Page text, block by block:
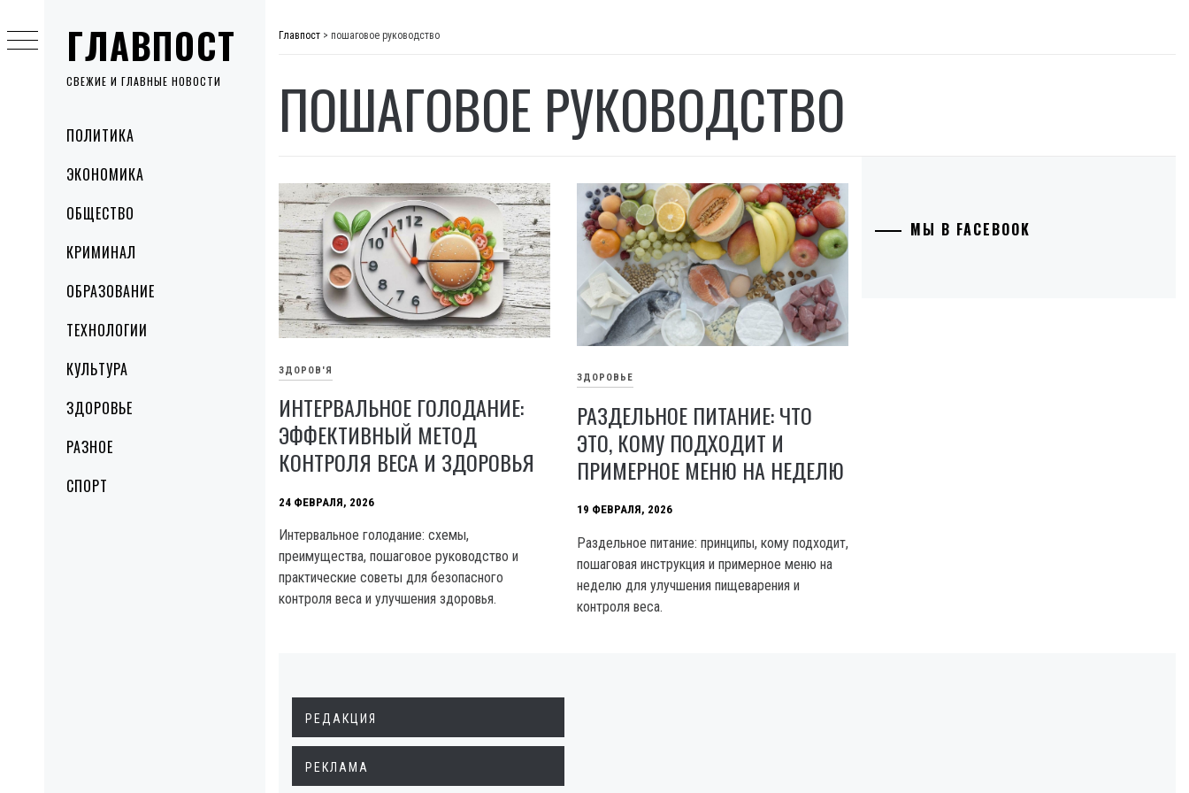
ГЛАВПОСТ
СВЕЖИЕ И ГЛАВНЫЕ НОВОСТИ
MenuПОЛИТИКА
ЭКОНОМИКА
ОБЩЕСТВО
КРИМИНАЛ
ОБРАЗОВАНИЕ
ТЕХНОЛОГИИ
КУЛЬТУРА
ЗДОРОВЬЕ
РАЗНОЕ
СПОРТ
to
content
Главпост > пошаговое руководство
ПОШАГОВОЕ РУКОВОДСТВО
ЗДОРОВ'Я
ИНТЕРВАЛЬНОЕ ГОЛОДАНИЕ:
ЭФФЕКТИВНЫЙ МЕТОД
КОНТРОЛЯ ВЕСА И ЗДОРОВЬЯ
24 ФЕВРАЛЯ, 2026
Интервальное голодание: схемы,
преимущества, пошаговое руководство и
практические советы для безопасного
контроля веса и улучшения здоровья.
ЗДОРОВЬЕ
РАЗДЕЛЬНОЕ ПИТАНИЕ: ЧТО
ЭТО, КОМУ ПОДХОДИТ И
ПРИМЕРНОЕ МЕНЮ НА НЕДЕЛЮ
19 ФЕВРАЛЯ, 2026
Раздельное питание: принципы, кому подходит,
пошаговая инструкция и примерное меню на
неделю для улучшения пищеварения и
контроля веса.
МЫ В FACEBOOK
РЕДАКЦИЯ
РЕКЛАМА